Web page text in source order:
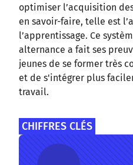
optimiser l’acquisition
en savoir-faire, telle est
l’apprentissage. Ce
alternance a fait ses
jeunes de se former très
et de s'intégrer plus
travail.
CHIFFRES CLÉS